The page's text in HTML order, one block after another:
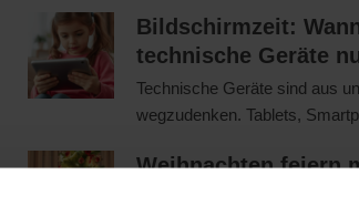
Bildschirmzeit:
technische Geräte
Technische Geräte sind aus
wegzudenken. Tablets,
Weihnachten feiern
ein unvergessliches